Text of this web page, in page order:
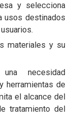
y selecciona
usos destinados
materiales y su
necesidad
herramientas de
el alcance del
tratamiento del